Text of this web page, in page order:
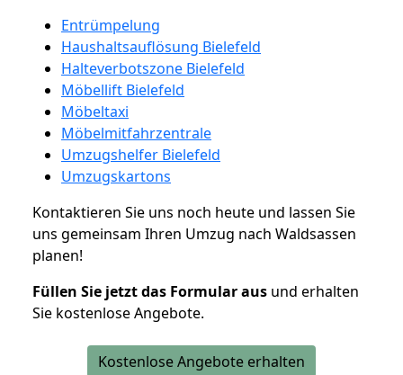
Entrümpelung
Haushaltsauflösung Bielefeld
Halteverbotszone Bielefeld
Möbellift Bielefeld
Möbeltaxi
Möbelmitfahrzentrale
Umzugshelfer Bielefeld
Umzugskartons
Kontaktieren Sie uns noch heute und lassen Sie
uns gemeinsam Ihren Umzug nach Waldsassen
planen!
Füllen Sie jetzt das Formular aus und erhalten
Sie kostenlose Angebote.
Kostenlose Angebote erhalten